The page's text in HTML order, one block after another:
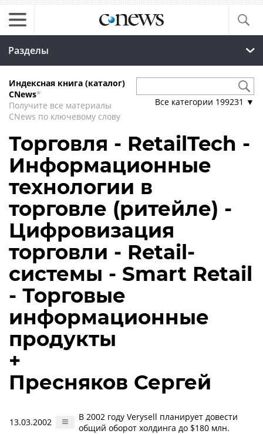
Разделы
Индексная книга (каталог)
CNews*
Получите все материалы
CNews по ключевому слову
Все категории 199231 ▼
Торговля - RetailTech -
Информационные
технологии в
торговле (ритейле) -
Цифровизация
торговли - Retail-
системы - Smart Retail
- Торговые
информационные
продукты
+
Пресняков Сергей
13.03.2002
В 2002 году Verysell планирует довести
общий оборот холдинга до $180 млн.